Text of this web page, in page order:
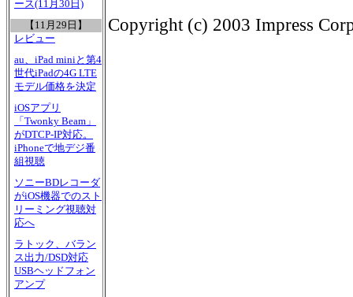
ース(11月30日)
【11月29日】
レビュー
au、iPad miniと第4
世代iPadの4G LTE
モデル価格を決定
iOSアプリ
「Twonky Beam」
がDTCP-IP対応。
iPhoneで地デジ番
組視聴
ソニーBDレコーダ
がiOS機器でのスト
リーミング視聴対
応へ
ラトック、バラン
ス出力/DSD対応
USBヘッドフォン
アンプ
Copyright (c) 2003 Impress